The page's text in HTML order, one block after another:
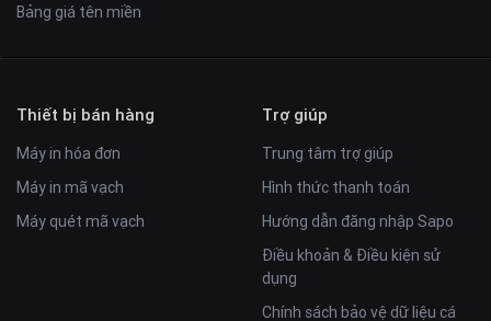
Bảng giá tên miền
Thiết bị bán hàng
Máy in hóa đơn
Máy in mã vạch
Máy quét mã vạch
Trợ giúp
Trung tâm trợ giúp
Hình thức thanh toán
Hướng dẫn đăng nhập Sapo
Điều khoản & Điều kiện sử
dụng
Chính sách bảo vệ dữ liệu cá